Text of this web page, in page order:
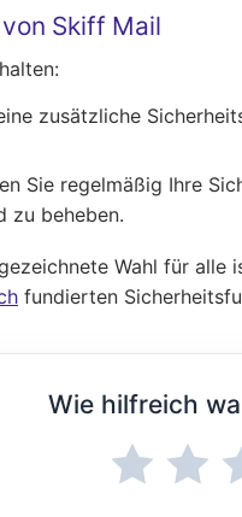
Skiff Mail
zusätzliche
Sie regelmäßig Ihre
zu beheben.
Wahl für
fundierten
Wie hilfreich